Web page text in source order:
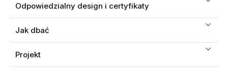
Odpowiedzialny design i certyfikaty
Jak dbać
Projekt